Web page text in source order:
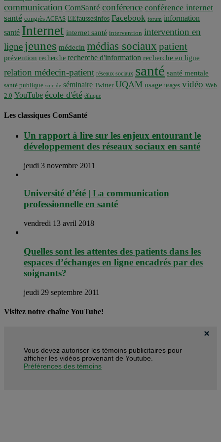
communication ComSanté conférence conférence internet
santé congrès ACFAS EEfaussesinfos Facebook forum information
santé Internet internet santé intervention intervention en
ligne jeunes médecin médias sociaux patient
prévention recherche recherche d'information recherche en ligne
relation médecin-patient réseaux sociaux santé santé mentale
santé publique suicide séminaire Twitter UQAM usage usages vidéo Web
2.0 YouTube école d'été éthique
Les classiques ComSanté
Un rapport à lire sur les enjeux entourant le
développement des réseaux sociaux en santé
jeudi 3 novembre 2011
Université d’été | La communication
professionnelle en santé
vendredi 13 avril 2018
Quelles sont les attentes des patients dans les
espaces d’échanges en ligne encadrés par des
soignants?
jeudi 29 septembre 2011
Visitez notre chaîne YouTube!
Vous devez autoriser les témoins publicitaires pour
afficher les vidéos provenant de Youtube.
Préférences des témoins